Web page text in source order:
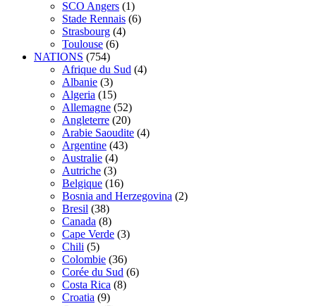
SCO Angers (1)
Stade Rennais (6)
Strasbourg (4)
Toulouse (6)
NATIONS (754)
Afrique du Sud (4)
Albanie (3)
Algeria (15)
Allemagne (52)
Angleterre (20)
Arabie Saoudite (4)
Argentine (43)
Australie (4)
Autriche (3)
Belgique (16)
Bosnia and Herzegovina (2)
Bresil (38)
Canada (8)
Cape Verde (3)
Chili (5)
Colombie (36)
Corée du Sud (6)
Costa Rica (8)
Croatia (9)